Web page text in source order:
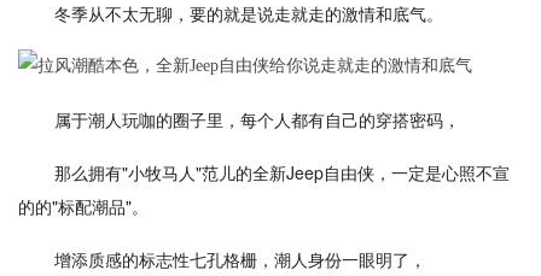
冬季从不太无聊，要的就是说走就走的激情和底气。
属于潮人玩咖的圈子里，每个人都有自己的穿搭密码，
那么拥有"小牧马人"范儿的全新Jeep自由侠，一定是心照不宣
的的"标配潮品"。
增添质感的标志性七孔格栅，潮人身份一眼明了，